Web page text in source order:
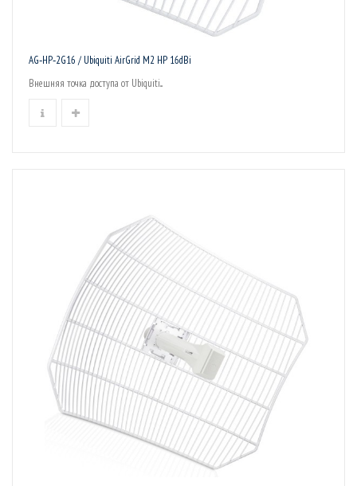
AG‑HP‑2G16 / Ubiquiti AirGrid M2 HP 16dBi
Внешняя точка доступа от Ubiquiti...